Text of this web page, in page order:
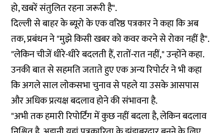
हो, खबरें संतुलित रहना जरूरी है".
दिल्ली से बाहर के ब्यूरो के एक वरिष्ठ पत्रकार ने कहा कि अब
तक, प्रबंधन ने "मुझे किसी खबर को कवर करने से रोका नहीं है".
"लेकिन चीजें धीरे-धीरे बदलती हैं, रातों-रात नहीं," उन्होंने कहा.
उनकी बात से सहमति जताते हुए एक अन्य रिपोर्टर ने भी कहा
कि अगले साल लोकसभा चुनाव से पहले या उसके आसपास
और अधिक प्रत्यक्ष बदलाव होने की संभावना है.
"अभी तक हमारी रिपोर्टिंग में कुछ नहीं बदला है, लेकिन बदलाव